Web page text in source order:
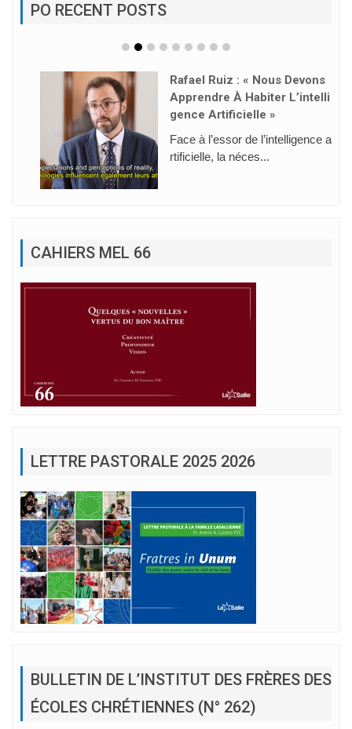
PO RECENT POSTS
Rafael Ruiz : « Nous Devons
Apprendre À Habiter L’intelli
Gence Artificielle »
Face à l’essor de l’intelligence a
rtificielle, la néces...
CAHIERS MEL 66
LETTRE PASTORALE 2025 2026
BULLETIN DE L’INSTITUT DES FRÈRES DES
ÉCOLES CHRÉTIENNES (N° 262)